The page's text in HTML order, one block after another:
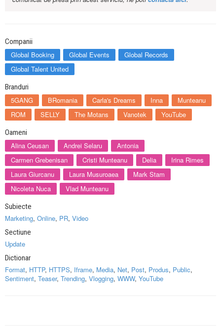
Companii
Global Booking Global Events
Global Records
Global Talent United
Branduri
5GANG BRomania Carla's Dreams Inna
Munteanu
ROM
SELLY The Motans Vanotek YouTube
Oameni
Alina Ceusan Andrei Selaru
Antonia
Carmen Grebenisan
Cristi Munteanu Delia
Irina Rimes
Laura Giurcanu
Laura Musuroaea
Mark Stam
Nicoleta Nuca
Vlad Munteanu
Subiecte
Marketing, Online, PR, Video
Sectiune
Update
Dictionar
Format, HTTP, HTTPS, Iframe, Media, Net, Post, Produs, Public,
Sentiment, Teaser, Trending, Vlogging, WWW, YouTube